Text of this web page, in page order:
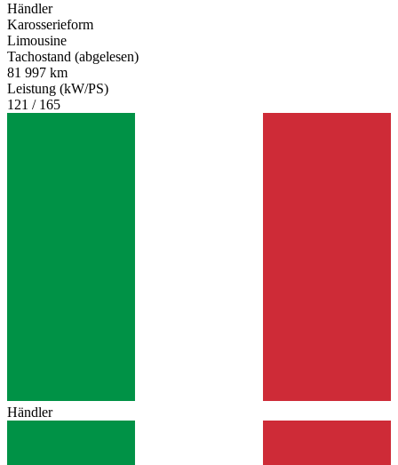
Händler
Karosserieform
Limousine
Tachostand (abgelesen)
81 997 km
Leistung (kW/PS)
121 / 165
Händler